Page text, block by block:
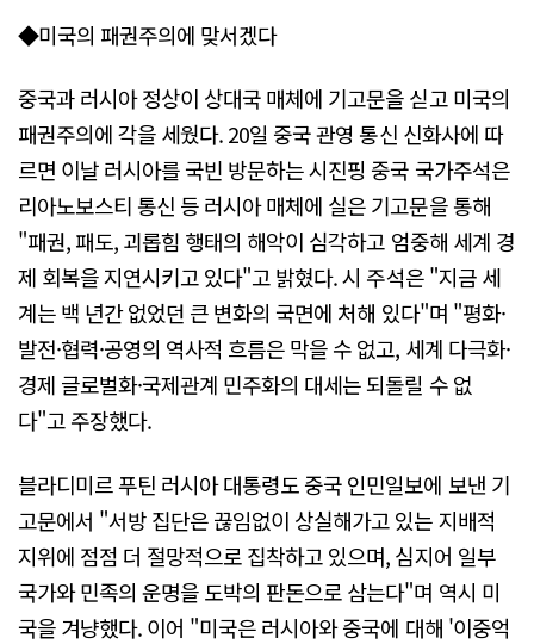
◆미국의 패권주의에 맞서겠다
중국과 러시아 정상이 상대국 매체에 기고문을 싣고 미국의
패권주의에 각을 세웠다. 20일 중국 관영 통신 신화사에 따
르면 이날 러시아를 국빈 방문하는 시진핑 중국 국가주석은
리아노보스티 통신 등 러시아 매체에 실은 기고문을 통해
"패권, 패도, 괴롭힘 행태의 해악이 심각하고 엄중해 세계 경
제 회복을 지연시키고 있다"고 밝혔다. 시 주석은 "지금 세
계는 백 년간 없었던 큰 변화의 국면에 처해 있다"며 "평화·
발전·협력·공영의 역사적 흐름은 막을 수 없고, 세계 다극화·
경제 글로벌화·국제관계 민주화의 대세는 되돌릴 수 없
다"고 주장했다.
블라디미르 푸틴 러시아 대통령도 중국 인민일보에 보낸 기
고문에서 "서방 집단은 끊임없이 상실해가고 있는 지배적
지위에 점점 더 절망적으로 집착하고 있으며, 심지어 일부
국가와 민족의 운명을 도박의 판돈으로 삼는다"며 역시 미
국을 겨냥했다. 이어 "미국은 러시아와 중국에 대해 '이중억